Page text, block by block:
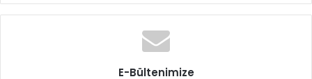
E-Bültenimize